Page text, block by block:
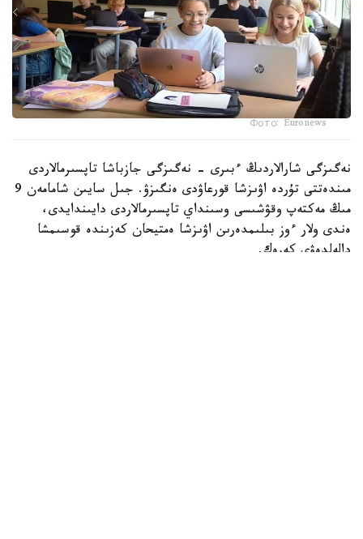
Фото: Euronews
نەگىزگى شارالاردىڭ ءبىرى - نەگىزگى جازباشا تاپسىرمالاردى
مىندەتتى تۇردە اۋىزشا قورعاۋدى ەنگىزۋ. جىل سايىن شامامەن 9
مىڭ مەكتەپ وقۋشىسى وسىنداي تاپسىرمالاردى دايىندايدى،
ەندى ولار ءوز بىلىمدەرىن اۋىزشا ەمتيحان كەزىندە قوسىمشا
دالەلدەۋى كەرەك.